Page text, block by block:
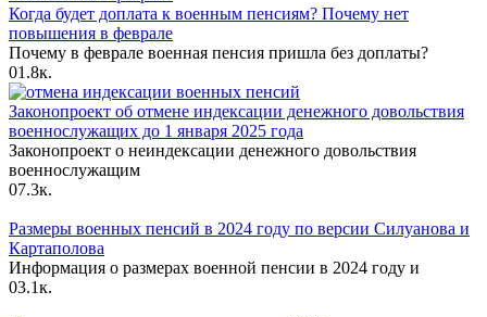
Когда будет доплата к военным пенсиям? Почему нет
повышения в феврале
Почему в феврале военная пенсия пришла без доплаты?
01.8к.
Законопроект об отмене индексации денежного довольствия
военнослужащих до 1 января 2025 года
Законопроект о неиндексации денежного довольствия
военнослужащим
07.3к.
Размеры военных пенсий в 2024 году по версии Силуанова и
Картаполова
Информация о размерах военной пенсии в 2024 году и
03.1к.